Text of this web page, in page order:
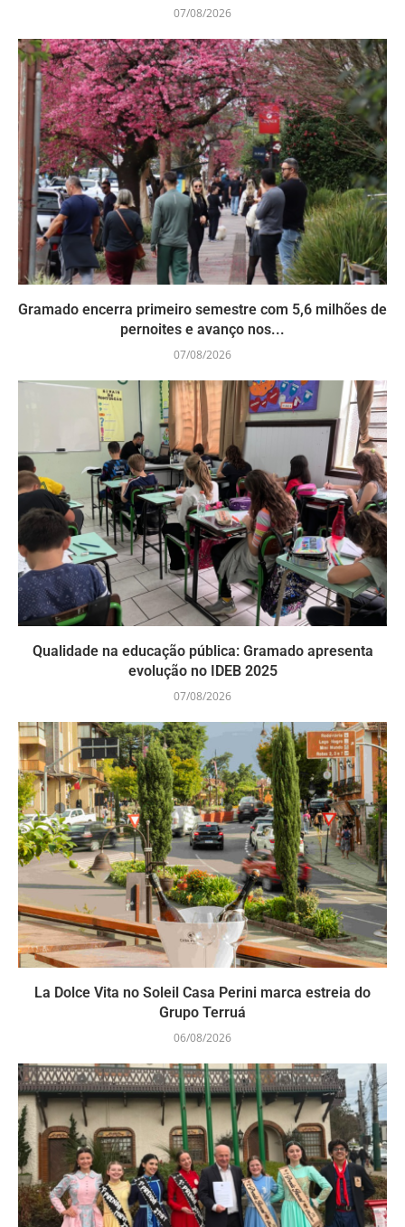
07/08/2026
Gramado encerra primeiro semestre com 5,6 milhões de
pernoites e avanço nos...
07/08/2026
Qualidade na educação pública: Gramado apresenta
evolução no IDEB 2025
07/08/2026
La Dolce Vita no Soleil Casa Perini marca estreia do
Grupo Terruá
06/08/2026